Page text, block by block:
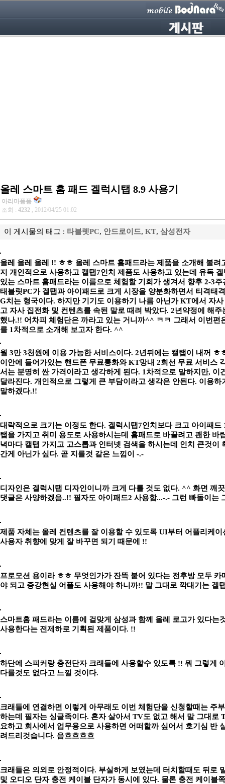
올레 스마트 홈 패드 겔럭시탭 8.9 사용기
아리마퐁퐁
조회 : 4232 , 2012/04/25 01:02
이 게시물의 태그 : 타블렛PC, 안드로이드, KT, 삼성전자
올레 올레 올레 !! ㅎㅎ 올레 스마트 홈패드라는 제품을 소개해 볼
지 개인적으로 사용하고 캘탭7인치 제품도 사용하고 있는데 유독
있는 스마트 홈패드라는 이름으로 체험할 기회가 생겨서 향후 2-3
태블릿PC가 겔탭과 아이패드로 크게 시장을 양분화하면서 티격태
G치는 형국이다. 하지만 기기도 이용하기 나름 아닌가 KT에서 자
고 자사 집전화 및 컨텐츠를 속된 말로 때려 박았다. 2년약정에 해
했나.!! 어차피 체험단은 까라고 있는 거니까^^ ㅋㅋ 그래서 이번편
를 1차적으로 소개해 보고자 한다. ^^
월 3만 3천원에 이용 가능한 서비스이다. 2년뒤에는 캘탭이 내꺼
이안에 들어가있는 핸드폰 무료통화와 KT망내 2회선 무료 서비스
서는 분명히 싼 가격이라고 생각하게 된다. 1차적으로 말하지만, 이
달라진다. 개인적으로 그렇게 큰 부담이라고 생각은 안된다. 이용
말하겠다.!!
대략적으로 크기는 이정도 한다. 겔럭시탭7인치보다 크고 아이패
탭을 가지고 취미 용도로 사용하시는데 홈패드로 바꿀려고 괜한 바
녁마다 캘탭 가지고 고스톱과 인터넷 검색을 하시는데 인치 큰것이
간게 아닌가 싶다. 곧 지를것 같은 느낌이 -.-
디자인은 겔럭시탭 디자인이니까 크게 다를 것도 없다. ^^ 화면 깨
댓글은 사양하겠음..!! 필자도 아이패드2 사용함...-.- 그런 빠돌이는
제품 자체는 올레 컨텐츠를 잘 이용할 수 있도록 UI부터 어플리케
사용자 취향에 맞게 잘 바꾸면 되기 때문에 !!
프로모션 용이라 ㅎㅎ 무엇인가가 잔뜩 붙어 있다는 전후방 모두
야 되고 증강현실 어플도 사용해야 하니까!! 말 그대로 깍대기는 겔
스마트홈 패드라는 이름에 걸맞게 삼성과 함께 올레 로고가 있다
사용한다는 전제하로 기획된 제품이다. !!
하단에 스피커랑 충전단자 크래들에 사용할수 있도록 !! 뭐 그렇게
다를것도 없다고 느낄 것이다.
크래들에 연결하면 이렇게 아무래도 이번 체험단을 신청할때는 주
하는데 필자는 싱글족이다. 혼자 살아서 TV도 없고 해서 말 그대로
요하고 회사에서 업무용으로 사용하면 어떠할까 싶어서 호기심 반
려드리것습니다. 음흐흐흐흐
크래들은 의외로 안정적이다. 부실하게 보였는데 터치할때도 뒤로
및 오디오 단자 충전 케이블 단자가 동시에 있다. 물론 충전 케이블